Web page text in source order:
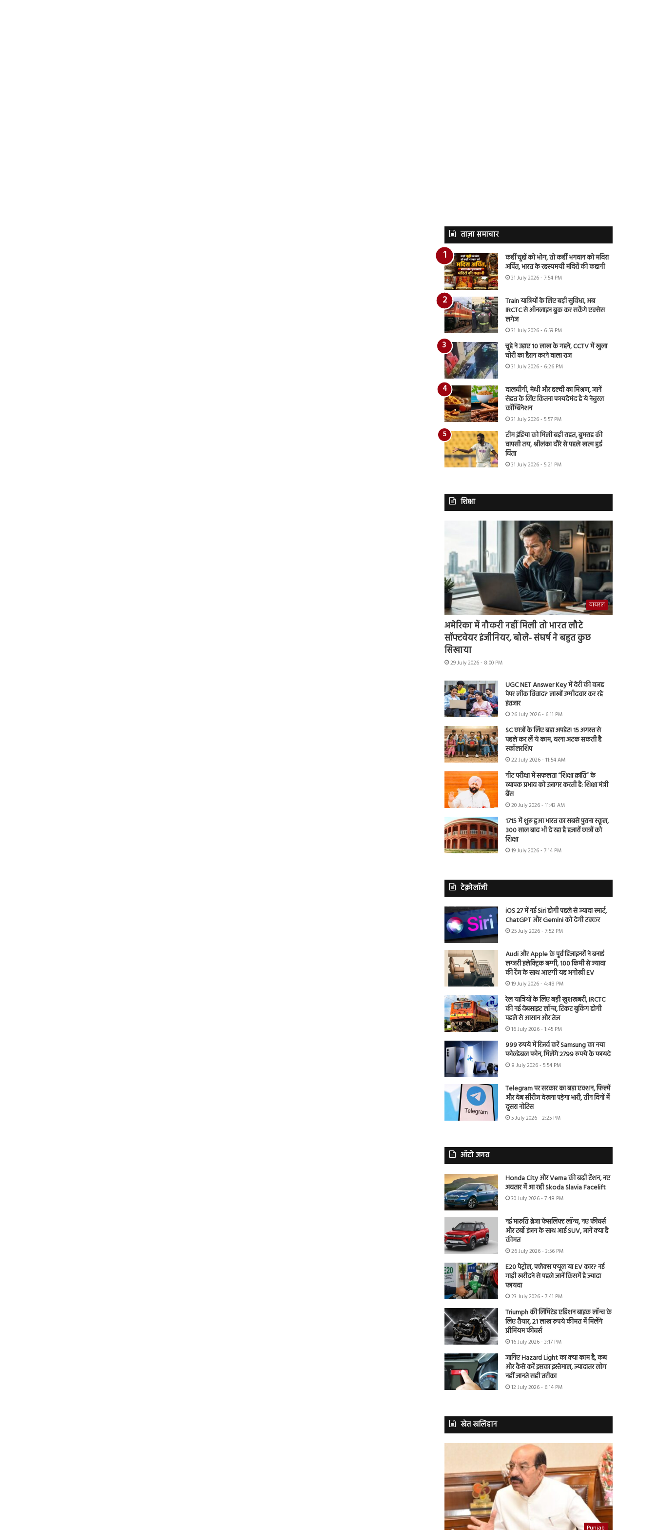
ताज़ा समाचार
कहीं चूहों को भोग, तो कहीं भगवान को मदिरा
अर्पित, भारत के रहस्यमयी मंदिरों की कहानी
31 July 2026 - 7:54 PM
Train यात्रियों के लिए बड़ी सुविधा, अब
IRCTC से ऑनलाइन बुक कर सकेंगे एक्सेस
लगेज
31 July 2026 - 6:59 PM
चूहे ने उड़ाए 10 लाख के गहने, CCTV में खुला
चोरी का हैरान करने वाला राज
31 July 2026 - 6:26 PM
दालचीनी, मेथी और हल्दी का मिश्रण, जानें
सेहत के लिए कितना फायदेमंद है ये नेचुरल
कॉम्बिनेशन
31 July 2026 - 5:57 PM
टीम इंडिया को मिली बड़ी राहत, बुमराह की
वापसी तय, श्रीलंका दौरे से पहले खत्म हुई
चिंता
31 July 2026 - 5:21 PM
शिक्षा
वायरल
अमेरिका में नौकरी नहीं मिली तो भारत लौटे
सॉफ्टवेयर इंजीनियर, बोले- संघर्ष ने बहुत कुछ
सिखाया
29 July 2026 - 8:00 PM
UGC NET Answer Key में देरी की वजह
पेपर लीक विवाद? लाखों उम्मीदवार कर रहे
इंतजार
26 July 2026 - 6:11 PM
SC छात्रों के लिए बड़ा अपडेट! 15 अगस्त से
पहले कर लें ये काम, वरना अटक सकती है
स्कॉलरशिप
22 July 2026 - 11:54 AM
नीट परीक्षा में सफलता “शिक्षा क्रांति” के
व्यापक प्रभाव को उजागर करती है: शिक्षा मंत्री
बैंस
20 July 2026 - 11:43 AM
1715 में शुरू हुआ भारत का सबसे पुराना स्कूल,
300 साल बाद भी दे रहा है हजारों छात्रों को
शिक्षा
19 July 2026 - 7:14 PM
टेक्नोलॉजी
iOS 27 में नई Siri होगी पहले से ज्यादा स्मार्ट,
ChatGPT और Gemini को देगी टक्कर
25 July 2026 - 7:52 PM
Audi और Apple के पूर्व डिजाइनरों ने बनाई
लग्जरी इलेक्ट्रिक बग्गी, 100 किमी से ज्यादा
की रेंज के साथ आएगी यह अनोखी EV
19 July 2026 - 4:48 PM
रेल यात्रियों के लिए बड़ी खुशखबरी, IRCTC
की नई वेबसाइट लॉन्च, टिकट बुकिंग होगी
पहले से आसान और तेज
16 July 2026 - 1:45 PM
999 रुपये में रिजर्व करें Samsung का नया
फोल्डेबल फोन, मिलेंगे 2799 रुपये के फायदे
8 July 2026 - 5:54 PM
Telegram पर सरकार का बड़ा एक्शन, फिल्में
और वेब सीरीज देखना पड़ेगा भारी, तीन दिनों में
दूसरा नोटिस
5 July 2026 - 2:25 PM
ऑटो जगत
Honda City और Verna की बढ़ी टेंशन, नए
अवतार में आ रही Skoda Slavia Facelift
30 July 2026 - 7:48 PM
नई मारुति ब्रेजा फेसलिफ्ट लॉन्च, नए फीचर्स
और टर्बो इंजन के साथ आई SUV, जानें क्या है
कीमत
26 July 2026 - 3:56 PM
E20 पेट्रोल, फ्लेक्स फ्यूल या EV कार? नई
गाड़ी खरीदने से पहले जानें किसमें है ज्यादा
फायदा
23 July 2026 - 7:41 PM
Triumph की लिमिटेड एडिशन बाइक लॉन्च के
लिए तैयार, 21 लाख रुपये कीमत में मिलेंगे
प्रीमियम फीचर्स
16 July 2026 - 3:17 PM
जानिए Hazard Light का क्या काम है, कब
और कैसे करें इसका इस्तेमाल, ज्यादातर लोग
नहीं जानते सही तरीका
12 July 2026 - 6:14 PM
खेत खलिहान
Punjab